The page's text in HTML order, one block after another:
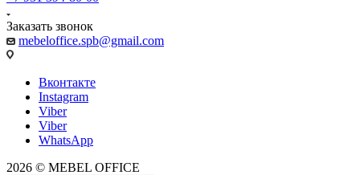
Заказать звонок
mebeloffice.spb@gmail.com
Вконтакте
Instagram
Viber
Viber
WhatsApp
2026 © MEBEL OFFICE